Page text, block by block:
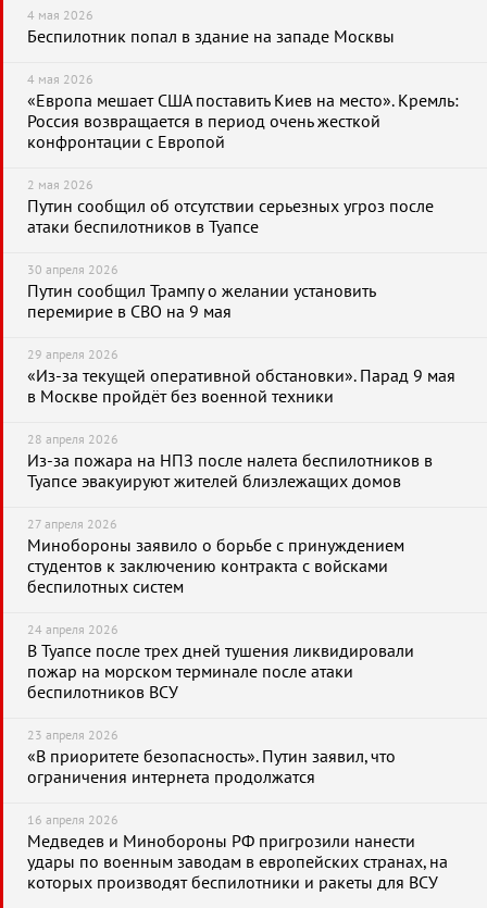
4 мая 2026
Беспилотник попал в здание на западе Москвы
4 мая 2026
«Европа мешает США поставить Киев на место». Кремль:
Россия возвращается в период очень жесткой
конфронтации с Европой
2 мая 2026
Путин сообщил об отсутствии серьезных угроз после
атаки беспилотников в Туапсе
30 апреля 2026
Путин сообщил Трампу о желании установить
перемирие в СВО на 9 мая
29 апреля 2026
«Из-за текущей оперативной обстановки». Парад 9 мая
в Москве пройдёт без военной техники
28 апреля 2026
Из-за пожара на НПЗ после налета беспилотников в
Туапсе эвакуируют жителей близлежащих домов
27 апреля 2026
Минобороны заявило о борьбе с принуждением
студентов к заключению контракта с войсками
беспилотных систем
24 апреля 2026
В Туапсе после трех дней тушения ликвидировали
пожар на морском терминале после атаки
беспилотников ВСУ
23 апреля 2026
«В приоритете безопасность». Путин заявил, что
ограничения интернета продолжатся
16 апреля 2026
Медведев и Минобороны РФ пригрозили нанести
удары по военным заводам в европейских странах, на
которых производят беспилотники и ракеты для ВСУ